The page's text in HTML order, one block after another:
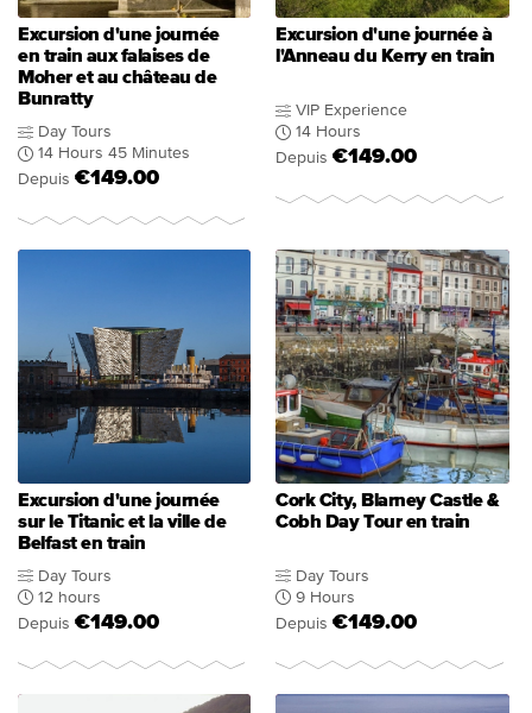
Excursion d'une journée
en train aux falaises de
Moher et au château de
Bunratty
Day Tours
14 Hours 45 Minutes
Depuis €149.00
Excursion d'une journée à
l'Anneau du Kerry en train
VIP Experience
14 Hours
Depuis €149.00
Excursion d'une journée
sur le Titanic et la ville de
Belfast en train
Day Tours
12 hours
Depuis €149.00
Cork City, Blarney Castle &
Cobh Day Tour en train
Day Tours
9 Hours
Depuis €149.00